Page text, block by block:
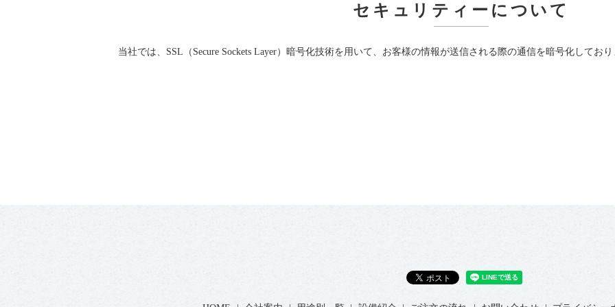
セキュリティーについて
当社では、SSL（Secure Sockets Layer）暗号化技術を用いて、お客様の情報が送信される際の通信を暗号化してお